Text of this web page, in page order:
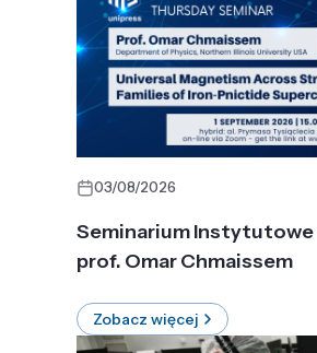
03/08/2026
Seminarium Instytutowe
prof. Omar Chmaissem
Zobacz więcej